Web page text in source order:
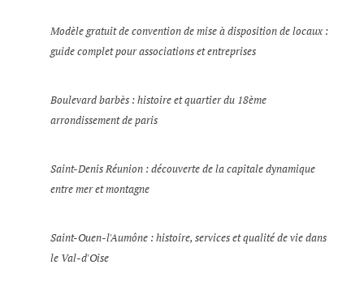
Modèle gratuit de convention de mise à disposition de locaux :
guide complet pour associations et entreprises
Boulevard barbès : histoire et quartier du 18ème
arrondissement de paris
Saint-Denis Réunion : découverte de la capitale dynamique
entre mer et montagne
Saint-Ouen-l'Aumône : histoire, services et qualité de vie dans
le Val-d'Oise